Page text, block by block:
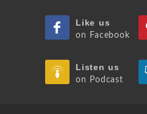
Like us
on Facebook
Listen us
on Podcast